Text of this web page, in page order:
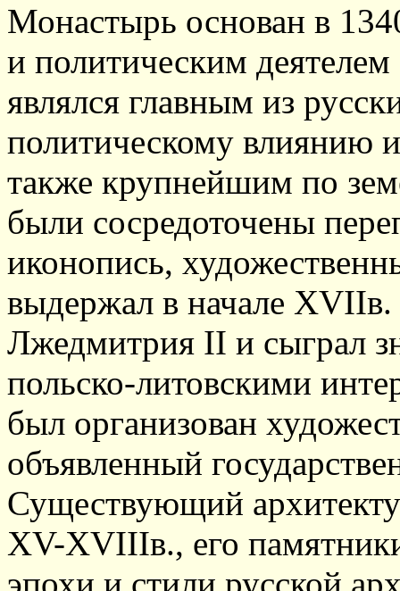
Монастырь основан в
и политическим
являлся главным из
политическому влиянию
также крупнейшим по
были сосредоточены
иконопись,
выдержал в начале
Лжедмитрия II и сыграл
польско-литовскими
был организован
объявленный
Существующий
XV-XVIIIв., его
эпохи и стили русской